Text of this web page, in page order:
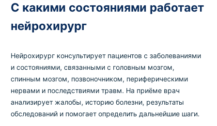
С какими состояниями работает
нейрохирург
Нейрохирург консультирует пациентов с заболеваниями
и состояниями, связанными с головным мозгом,
спинным мозгом, позвоночником, периферическими
нервами и последствиями травм. На приёме врач
анализирует жалобы, историю болезни, результаты
обследований и помогает определить дальнейшие шаги.